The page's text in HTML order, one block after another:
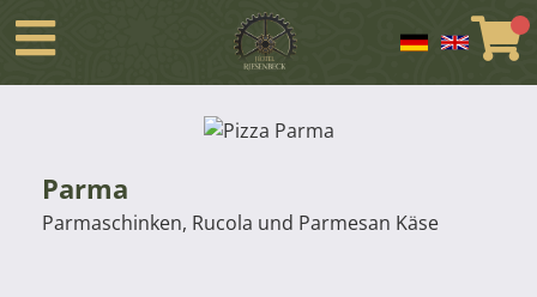
Parma
Parmaschinken, Rucola und Parmesan Käse